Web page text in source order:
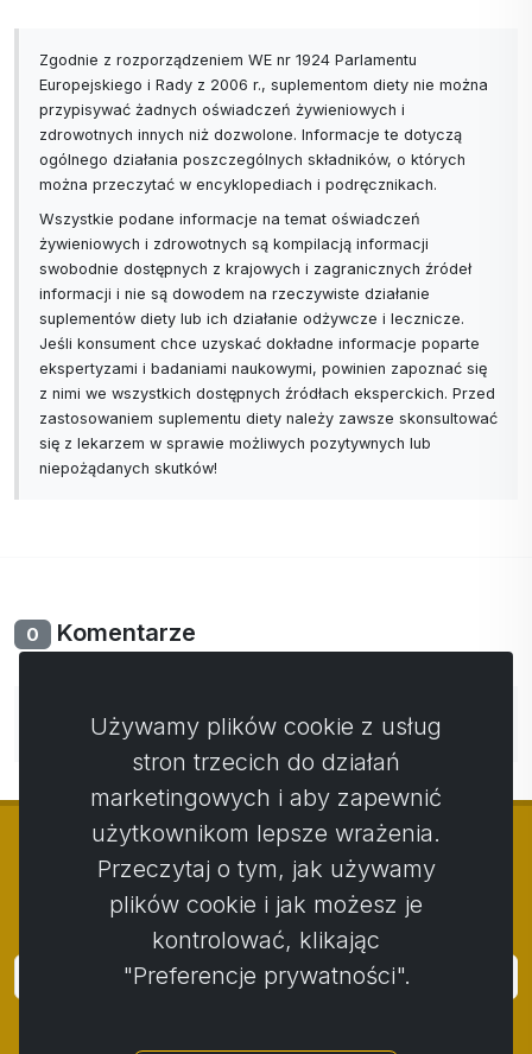
Zgodnie z rozporządzeniem WE nr 1924 Parlamentu
Europejskiego i Rady z 2006 r., suplementom diety nie można
przypisywać żadnych oświadczeń żywieniowych i
zdrowotnych innych niż dozwolone. Informacje te dotyczą
ogólnego działania poszczególnych składników, o których
można przeczytać w encyklopediach i podręcznikach.
Wszystkie podane informacje na temat oświadczeń
żywieniowych i zdrowotnych są kompilacją informacji
swobodnie dostępnych z krajowych i zagranicznych źródeł
informacji i nie są dowodem na rzeczywiste działanie
suplementów diety lub ich działanie odżywcze i lecznicze.
Jeśli konsument chce uzyskać dokładne informacje poparte
ekspertyzami i badaniami naukowymi, powinien zapoznać się
z nimi we wszystkich dostępnych źródłach eksperckich. Przed
zastosowaniem suplementu diety należy zawsze skonsultować
się z lekarzem w sprawie możliwych pozytywnych lub
niepożądanych skutków!
0 Komentarze
Nie ma jeszcze komentarzy. Bądź pierwszy ze swoim
komentarzem.
© Copyright 2014 - 2026 Activstar
Zaloguj się
Używamy plików cookie z usług
stron trzecich do działań
marketingowych i aby zapewnić
użytkownikom lepsze wrażenia.
Przeczytaj o tym, jak używamy
plików cookie i jak możesz je
kontrolować, klikając
"Preferencje prywatności".